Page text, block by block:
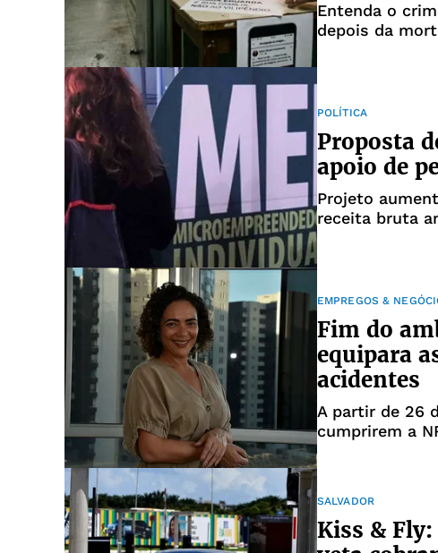
Entenda o
depois da
POLÍTICA
Proposta
apoio de
Projeto
receita bruta
EMPREGOS &
Fim do
equipara
acidentes
A partir de 26
cumprirem a
SALVADOR
Kiss &